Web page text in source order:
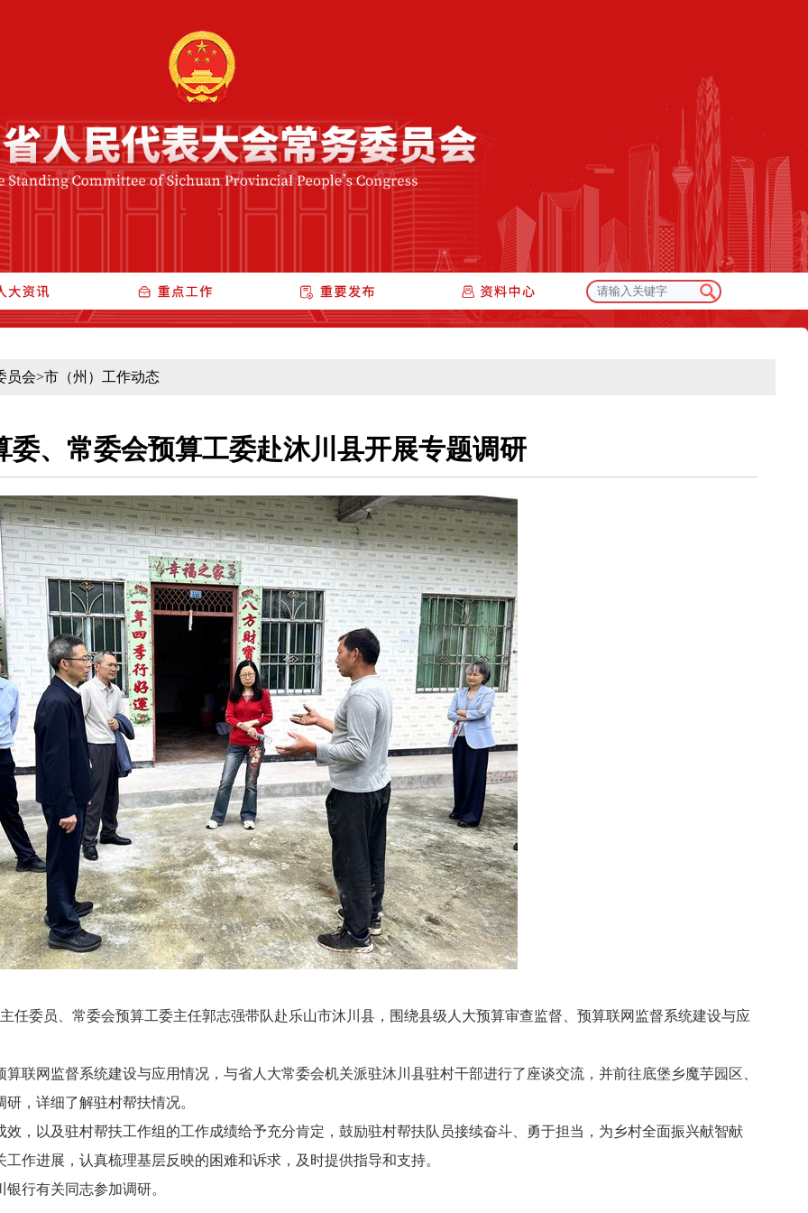
员会>市（州）工作动态
委、常委会预算工委赴沐川县开展专题调研
员、常委会预算工委主任郭志强带队赴乐山市沐川县，围绕县级人大预算审查监督、预算联网监督系统建设与应
网监督系统建设与应用情况，与省人大常委会机关派驻沐川县驻村干部进行了座谈交流，并前往底堡乡魔芋园区、
，详细了解驻村帮扶情况。
以及驻村帮扶工作组的工作成绩给予充分肯定，鼓励驻村帮扶队员接续奋斗、勇于担当，为乡村全面振兴献智献
作进展，认真梳理基层反映的困难和诉求，及时提供指导和支持。
行有关同志参加调研。